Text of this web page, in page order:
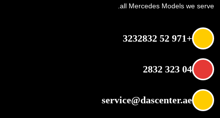
all Mercedes Models we serve.
+971 52 3232832
04 323 2832
service@dascenter.ae